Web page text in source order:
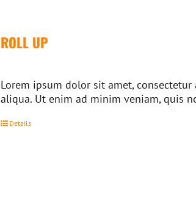
ROLL UP
Lorem ipsum dolor sit amet,
aliqua. Ut enim ad minim veniam, quis
Details